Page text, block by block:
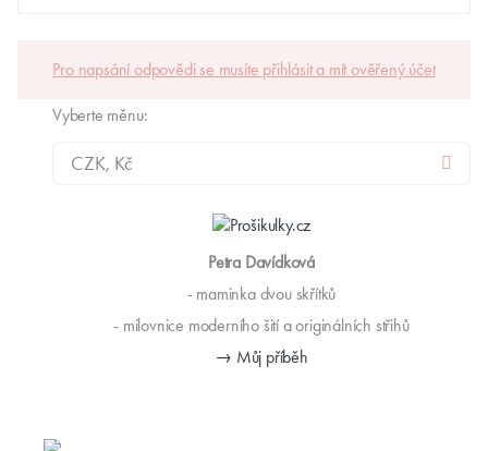
Pro napsání odpovědi se musíte přihlásit a mít ověřený účet
Vyberte měnu:
Petra Davídková
- maminka dvou skřítků
- milovnice moderního šití a originálních střihů
→ Můj příběh